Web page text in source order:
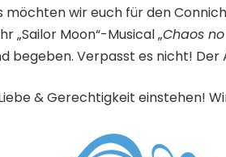
möchten wir euch für den
„Sailor Moon“-Musical „Chaos
begeben. Verpasst es nicht!
& Gerechtigkeit einstehen!